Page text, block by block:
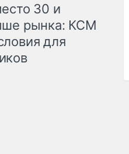
30 и
рынка: КСМ
для